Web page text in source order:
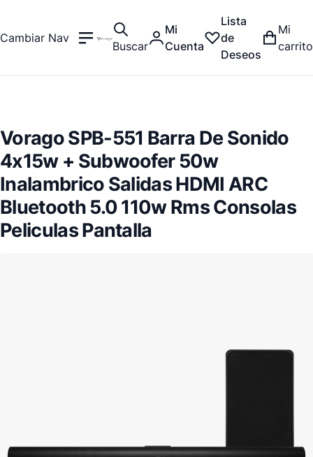
Cambiar Nav
Buscar
Mi
Cuenta
Lista
de
Deseos
Mi
carrito
Vorago SPB-551 Barra De Sonido
4x15w + Subwoofer 50w
Inalambrico Salidas HDMI ARC
Bluetooth 5.0 110w Rms Consolas
Peliculas Pantalla